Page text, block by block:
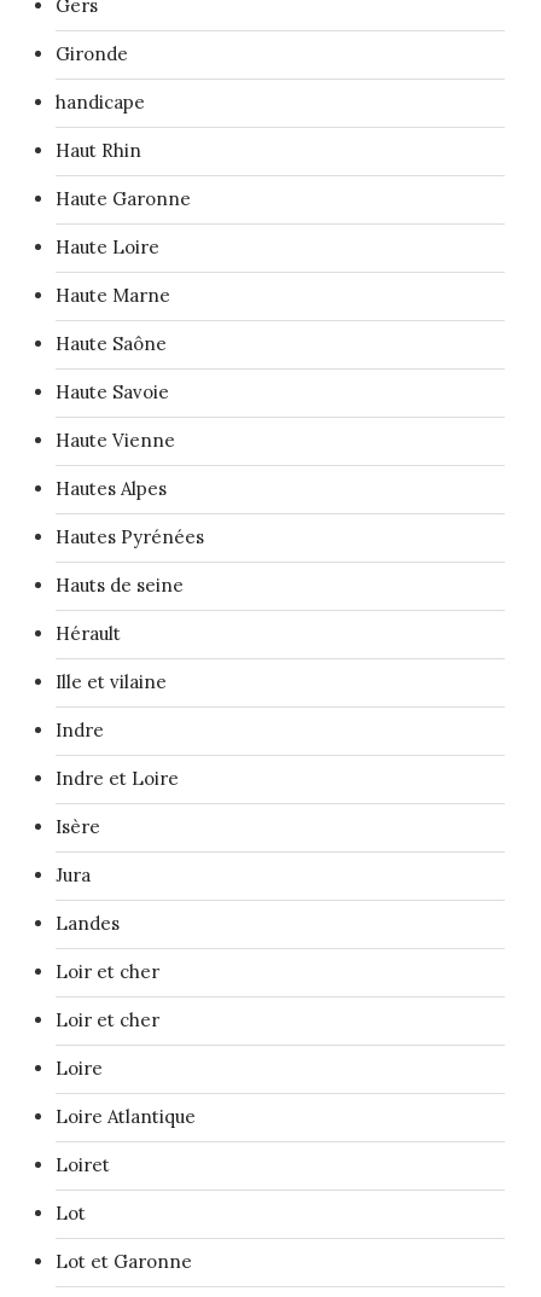
Gers
Gironde
handicape
Haut Rhin
Haute Garonne
Haute Loire
Haute Marne
Haute Saône
Haute Savoie
Haute Vienne
Hautes Alpes
Hautes Pyrénées
Hauts de seine
Hérault
Ille et vilaine
Indre
Indre et Loire
Isère
Jura
Landes
Loir et cher
Loir et cher
Loire
Loire Atlantique
Loiret
Lot
Lot et Garonne